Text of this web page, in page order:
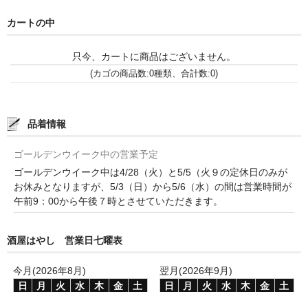
大治郎・喜量能 畑酒造（滋賀県東近江市）
秋鹿・奥鹿 秋鹿酒造（大阪府豊能郡能勢町）
睡龍・生もとのどぶ 久保本家酒造（奈良県宇陀市）
諏訪泉 諏訪酒造（鳥取県八頭郡智頭町）
✚旭日 旭日酒造（島根県出雲市）
本 格 焼 酎
カートの中
只今、カートに商品はございません。
(カゴの商品数:0種類、合計数:0)
品着情報
ゴールデンウイーク中の営業予定
ゴールデンウイーク中は4/28（火）と5/5（火９の定休日のみが
お休みとなりますが、5/3（日）から5/6（水）の間は営業時間が
午前9：00から午後７時とさせていただきます。
酒屋はやし 営業日七曜表
今月(2026年8月)
日
月 火 水 木 金
土
翌月(2026年9月)
日
月 火 水 木 金
土